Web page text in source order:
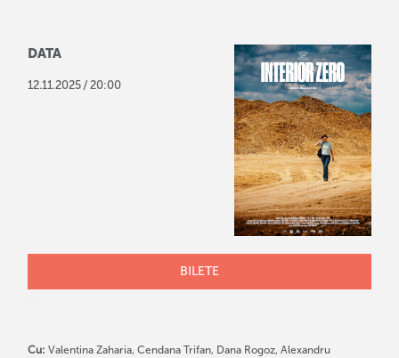
DATA
12.11 .2025 / 20:00
BILETE
Cu: Valentina Zaharia, Cendana Trifan, Dana Rogoz, Alexandru